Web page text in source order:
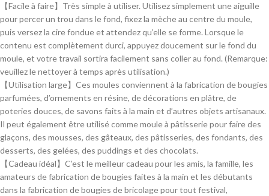
【Facile à faire】Très simple à utiliser. Utilisez simplement une aiguille
pour percer un trou dans le fond, fixez la mèche au centre du moule,
puis versez la cire fondue et attendez qu’elle se forme. Lorsque le
contenu est complètement durci, appuyez doucement sur le fond du
moule, et votre travail sortira facilement sans coller au fond. (Remarque:
veuillez le nettoyer à temps après utilisation.)
【Utilisation large】Ces moules conviennent à la fabrication de bougies
parfumées, d’ornements en résine, de décorations en plâtre, de
poteries douces, de savons faits à la main et d’autres objets artisanaux.
Il peut également être utilisé comme moule à pâtisserie pour faire des
glaçons, des mousses, des gâteaux, des pâtisseries, des fondants, des
desserts, des gelées, des puddings et des chocolats.
【Cadeau idéal】C’est le meilleur cadeau pour les amis, la famille, les
amateurs de fabrication de bougies faites à la main et les débutants
dans la fabrication de bougies de bricolage pour tout festival,